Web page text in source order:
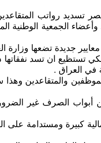
الرواتب التقاعدية لمن ليس له خدمة فعلية
الجمعية الوطنية
تستظيع ان تسد نفقاتها
في العراق .
والمتقاعدين وهذا
أبواب الصرف غير
مالية كبيرة ومستدامة